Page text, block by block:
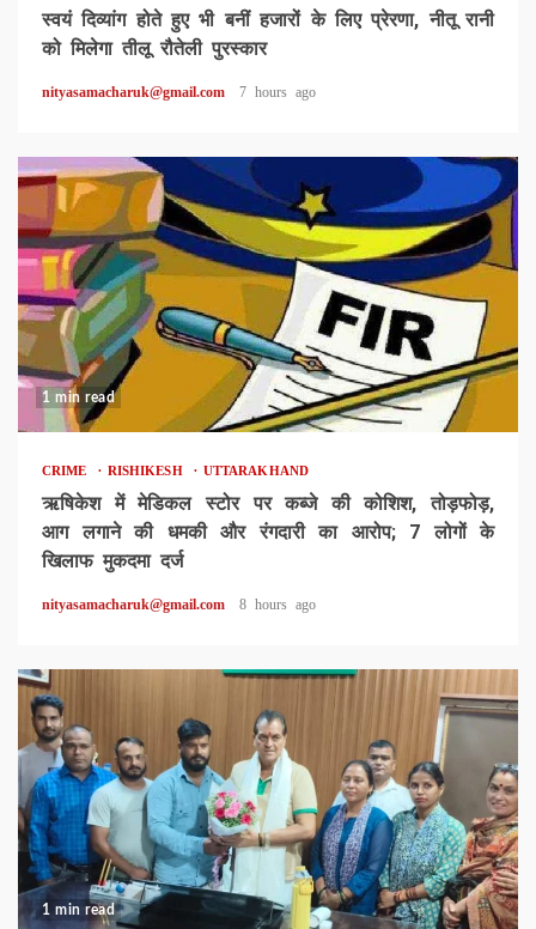
स्वयं दिव्यांग होते हुए भी बनीं हजारों के लिए प्रेरणा, नीतू रानी
को मिलेगा तीलू रौतेली पुरस्कार
nityasamacharuk@gmail.com 7 hours ago
1 min read
CRIME RISHIKESH UTTARAKHAND
ऋषिकेश में मेडिकल स्टोर पर कब्जे की कोशिश, तोड़फोड़,
आग लगाने की धमकी और रंगदारी का आरोप; 7 लोगों के
खिलाफ मुकदमा दर्ज
nityasamacharuk@gmail.com 8 hours ago
1 min read